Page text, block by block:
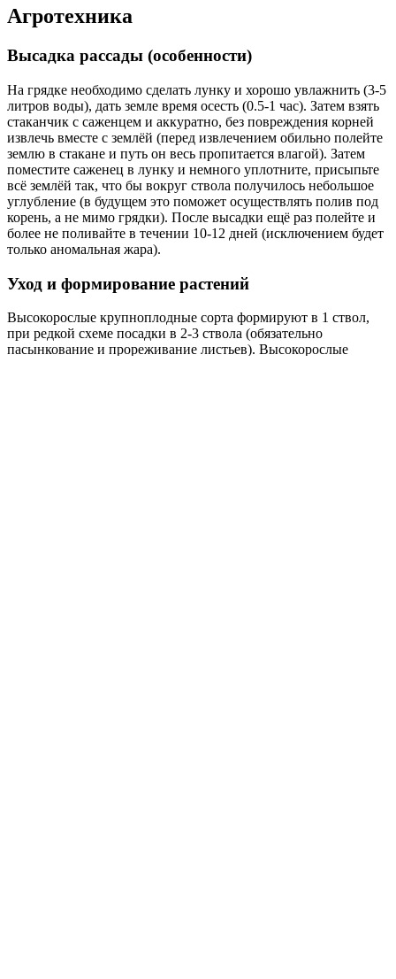
Агротехника
Высадка рассады (особенности)
На грядке необходимо сделать лунку и хорошо увлажнить (3-5
литров воды), дать земле время осесть (0.5-1 час). Затем взять
стаканчик с саженцем и аккуратно, без повреждения корней
извлечь вместе с землёй (перед извлечением обильно полейте
землю в стакане и путь он весь пропитается влагой). Затем
поместите саженец в лунку и немного уплотните, присыпьте
всё землёй так, что бы вокруг ствола получилось небольшое
углубление (в будущем это поможет осуществлять полив под
корень, а не мимо грядки). После высадки ещё раз полейте и
более не поливайте в течении 10-12 дней (исключением будет
только аномальная жара).
Уход и формирование растений
Высокорослые крупноплодные сорта формируют в 1 ствол,
при редкой схеме посадки в 2-3 ствола (обязательно
пасынкование и прореживание листьев). Высокорослые